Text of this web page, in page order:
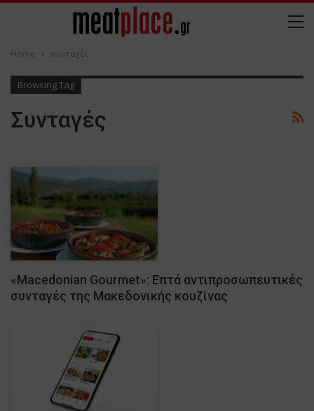
Home συνταγές
Browsing Tag
Συνταγές
«Macedonian Gourmet»: Επτά αντιπροσωπευτικές
συνταγές της Μακεδονικής κουζίνας